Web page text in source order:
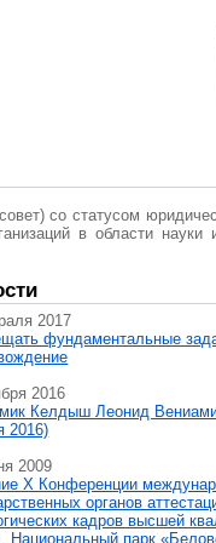
со статусом
в области
2017
фундаментальные
2016
Келдыш Леонид
2016)
2009
X Конференции
органов
кадров высшей
Национальный парк